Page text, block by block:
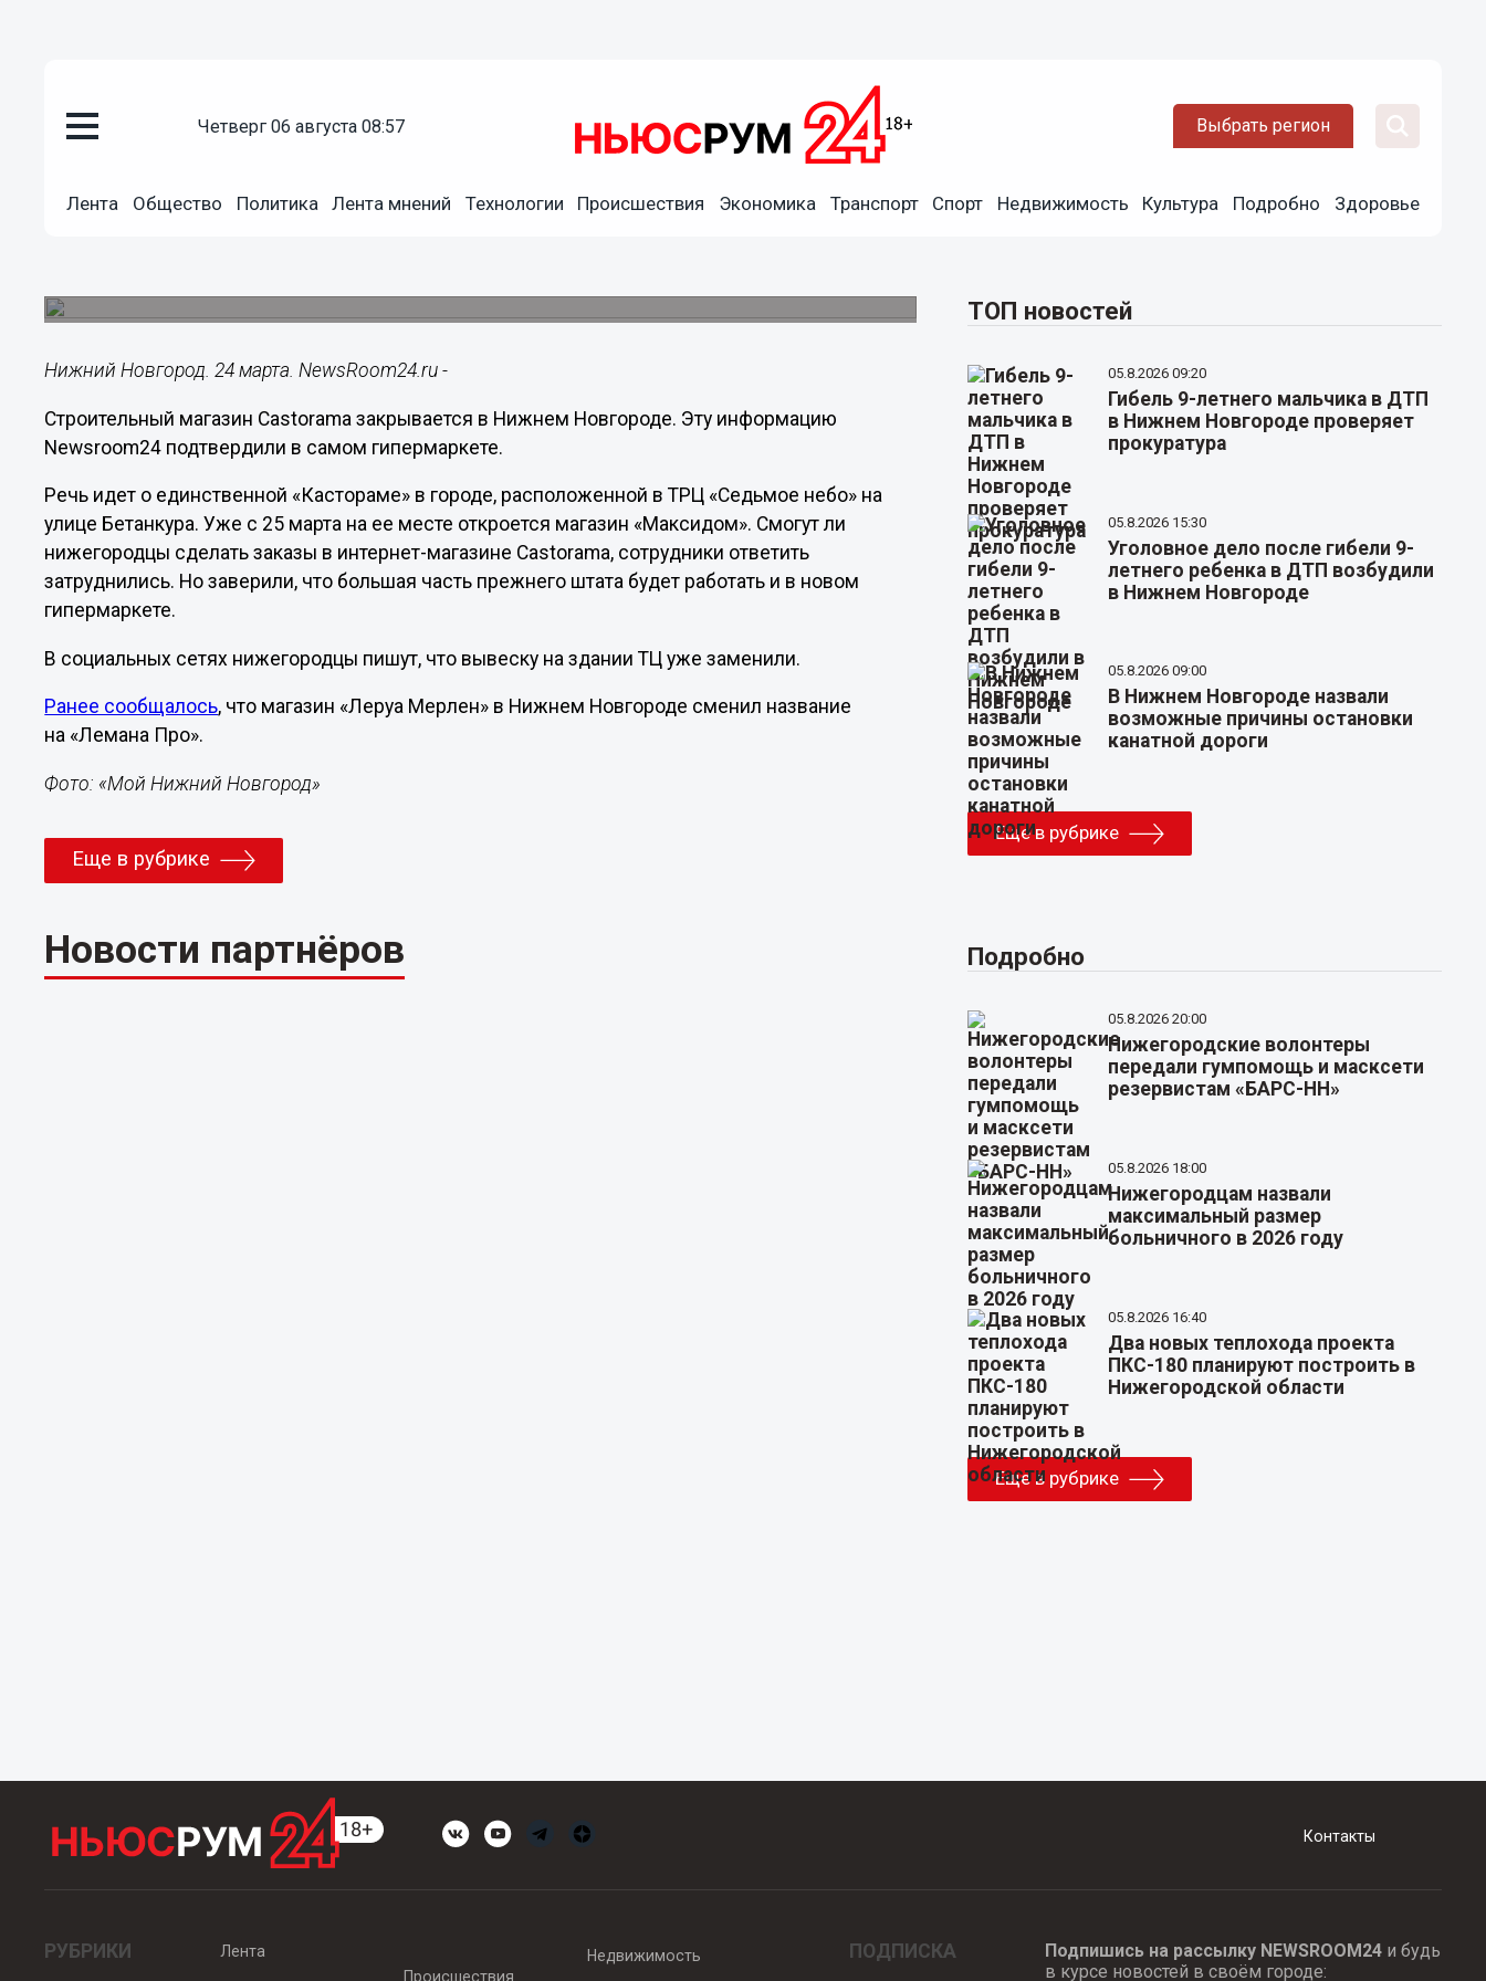
четверг 06 августа 08:57 Выбрать регион
Лента Общество Политика Лента мнений Технологии Происшествия Экономика Транспорт Спорт Недвижимость Культура Подробно Здоровье
Единственный магазин Castorama закрывается в Нижнем
Нижний Новгород. 24 марта. NewsRoom24.ru -
Строительный магазин Castorama закрывается в Нижнем Новгороде. Эту информацию
Newsroom24 подтвердили в самом гипермаркете.
Речь идет о единственной «Кастораме» в городе, расположенной в ТРЦ «Седьмое небо» на
улице Бетанкура. Уже с 25 марта на ее месте откроется магазин «Максидом». Смогут ли
нижегородцы сделать заказы в интернет-магазине Castorama, сотрудники ответить
затруднились. Но заверили, что большая часть прежнего штата будет работать и в новом
гипермаркете.
В социальных сетях нижегородцы пишут, что вывеску на здании ТЦ уже заменили.
Ранее сообщалось, что магазин «Леруа Мерлен» в Нижнем Новгороде сменил название
на «Лемана Про».
Фото: «Мой Нижний Новгород»
Еще в рубрике
Новости партнёров
ТОП новостей
05.8.2026 09:20
Гибель 9-летнего мальчика в ДТП
в Нижнем Новгороде проверяет
прокуратура
05.8.2026 15:30
Уголовное дело после гибели 9-
летнего ребенка в ДТП возбудили
в Нижнем Новгороде
05.8.2026 09:00
В Нижнем Новгороде назвали
возможные причины остановки
канатной дороги
Еще в рубрике
Подробно
05.8.2026 20:00
Нижегородские волонтеры
передали гумпомощь и масксети
резервистам «БАРС-НН»
05.8.2026 18:00
Нижегородцам назвали
максимальный размер
больничного в 2026 году
05.8.2026 16:40
Два новых теплохода проекта
ПКС-180 планируют построить в
Нижегородской области
Еще в рубрике
Контакты
РУБРИКИ
Лента
Происшествия
Недвижимость ПОДПИСКА Подпишись на рассылку NEWSROOM24и будь
в курсе новостей в своём городе: